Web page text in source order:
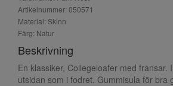
Artikelnummer: 050571
Material: Skinn
Färg: Natur
Beskrivning
En klassiker, Collegeloafer med fransar.
utsidan som i fodret. Gummisula för bra